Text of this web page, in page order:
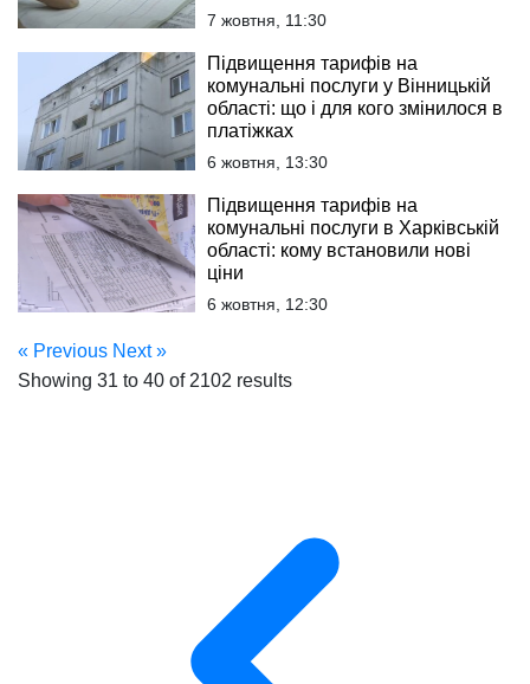
платіжках
7 жовтня, 11:30
Підвищення тарифів на
комунальні послуги у Вінницькій
області: що і для кого змінилося в
платіжках
6 жовтня, 13:30
Підвищення тарифів на
комунальні послуги в Харківській
області: кому встановили нові
ціни
6 жовтня, 12:30
« Previous Next »
Showing 31 to 40 of 2102 results